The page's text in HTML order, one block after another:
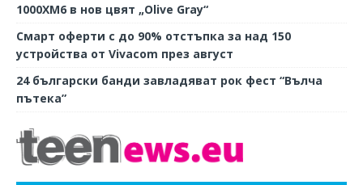
1000XM6 в нов цвят „Olive Gray“
Смарт оферти с до 90% отстъпка за над 150
устройства от Vivacom през август
24 български банди завладяват рок фест “Вълча
пътека”